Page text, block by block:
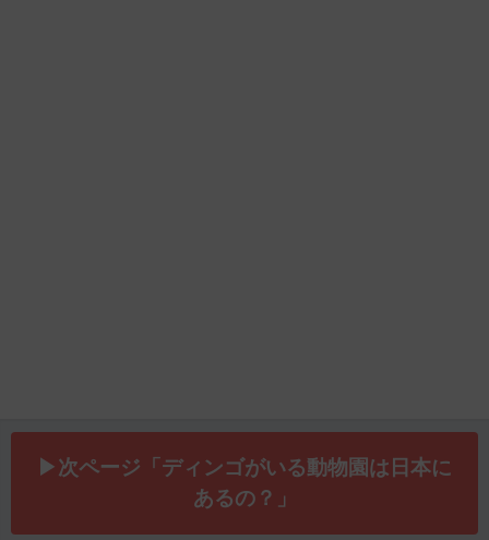
▶次ページ「ディンゴがいる動物園は日本に
あるの？」